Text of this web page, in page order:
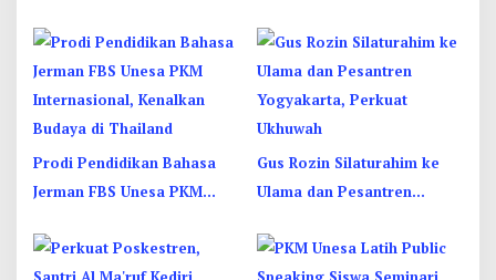
Terancam
Interkultural
Prodi Pendidikan Bahasa
Jerman FBS Unesa PKM
Budaya di Thailand
Gus Rozin Silaturahim ke
Ulama dan Pesantren
Ukhuwah